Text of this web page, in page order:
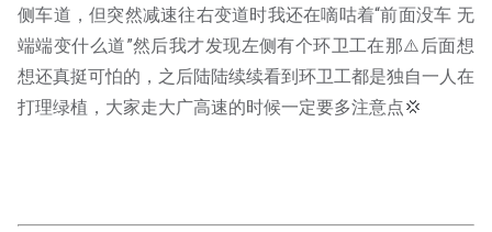
侧车道，但突然减速往右变道时我还在嘀咕着“前面没车 无
端端变什么道”然后我才发现左侧有个环卫工在那⚠️后面想
想还真挺可怕的，之后陆陆续续看到环卫工都是独自一人在
打理绿植，大家走大广高速的时候一定要多注意点💢